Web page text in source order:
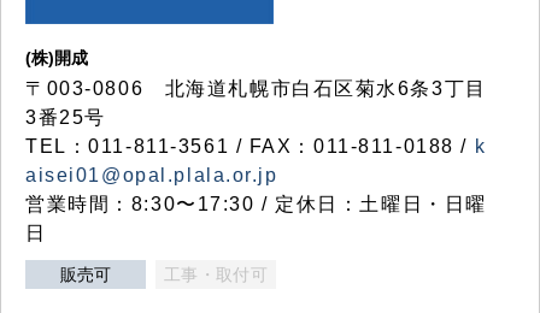
(株)開成
〒003-0806 北海道札幌市白石区菊水6条3丁目
3番25号
TEL：011-811-3561 / FAX：011-811-0188 / k
aisei01@opal.plala.or.jp
営業時間：8:30〜17:30 / 定休日：土曜日・日曜
日
販売可 工事・取付可